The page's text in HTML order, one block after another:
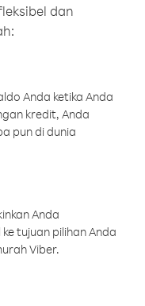
dan
Anda ketika Anda
kredit, Anda
pun di dunia
Anda
tujuan pilihan Anda
Viber.